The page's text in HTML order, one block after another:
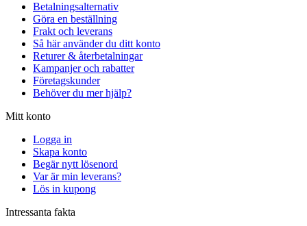
Betalningsalternativ
Göra en beställning
Frakt och leverans
Så här använder du ditt konto
Returer & återbetalningar
Kampanjer och rabatter
Företagskunder
Behöver du mer hjälp?
Mitt konto
Logga in
Skapa konto
Begär nytt lösenord
Var är min leverans?
Lös in kupong
Intressanta fakta